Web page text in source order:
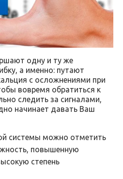
одну и ту же
а именно: путают
с осложнениями при
вовремя обратиться к
следить за сигналами,
начинает давать Ваш
системы можно отметить
повышенную
степень